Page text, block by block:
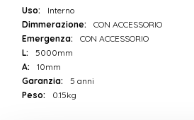
Uso:
Interno
Dimmerazione:
CON ACCESSORIO
Emergenza:
CON ACCESSORIO
L:
5000mm
A:
10mm
Garanzia:
5 anni
Peso:
0.15kg